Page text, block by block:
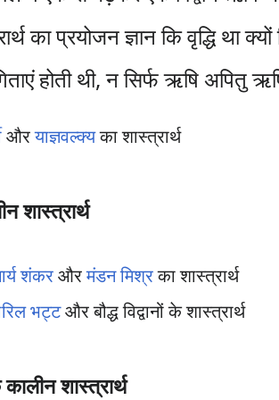
का प्रयोजन ज्ञान कि वृद्धि था
होती थी, न सिर्फ ऋषि अपितु
औरयाज्ञवल्क्यका शास्त्रार्थ
शास्त्रार्थ
शंकरऔरमंडन मिश्रका शास्त्रार्थ
भट्टऔर बौद्ध विद्वानों के शास्त्रार्थ
शास्त्रार्थ